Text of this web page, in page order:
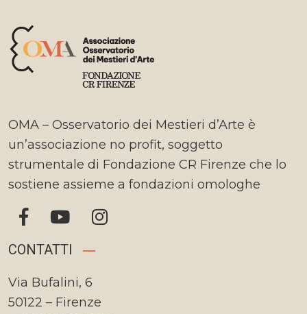
OMA – Osservatorio dei Mestieri d’Arte è
un’associazione no profit, soggetto
strumentale di Fondazione CR Firenze che lo
sostiene assieme a fondazioni omologhe
CONTATTI
Via Bufalini, 6
50122 – Firenze